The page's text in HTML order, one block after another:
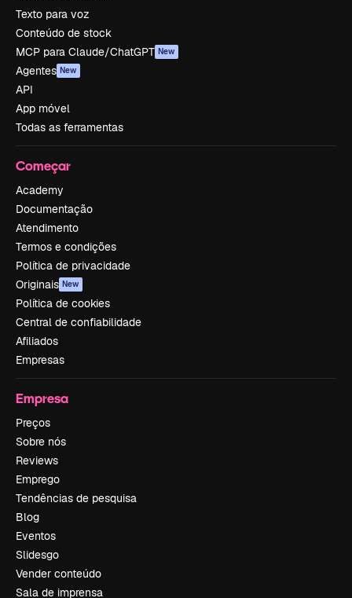
Texto para voz
Conteúdo de stock
MCP para Claude/ChatGPT New
Agentes New
API
App móvel
Todas as ferramentas
Começar
Academy
Documentação
Atendimento
Termos e condições
Política de privacidade
Originais New
Política de cookies
Central de confiabilidade
Afiliados
Empresas
Empresa
Preços
Sobre nós
Reviews
Emprego
Tendências de pesquisa
Blog
Eventos
Slidesgo
Vender conteúdo
Sala de imprensa